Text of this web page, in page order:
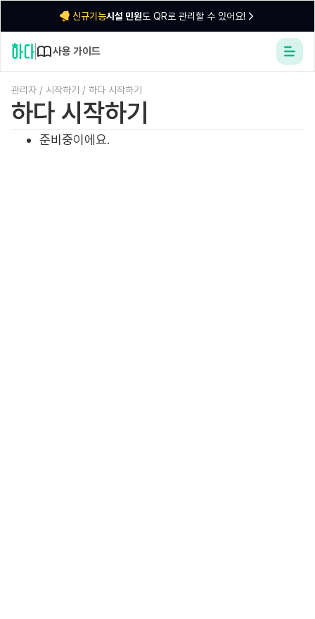
신규기능시설 민원도 QR로 관리할 수 있어요!
사용 가이드
관리자 / 시작하기 / 하다 시작하기
하다 시작하기
준비중이에요.